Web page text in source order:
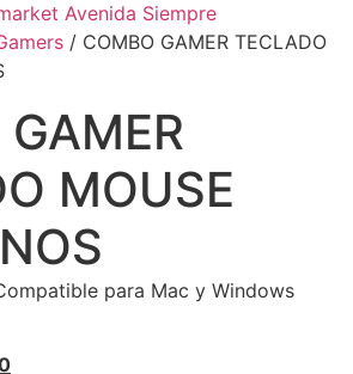
Avenida Siempre
/ COMBO GAMER TECLADO
MOUSE
para Mac y Windows
El